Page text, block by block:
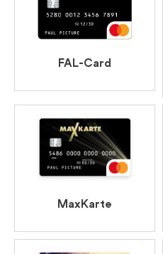
FAL-Card
MaxKarte